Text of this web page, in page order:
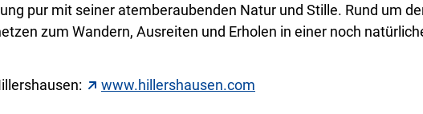
pur mit seiner atemberaubenden Natur und Stille. Rund um
zum Wandern, Ausreiten und Erholen in einer noch
www.hillershausen.com